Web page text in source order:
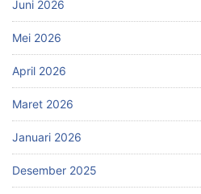
Juni 2026
Mei 2026
April 2026
Maret 2026
Januari 2026
Desember 2025